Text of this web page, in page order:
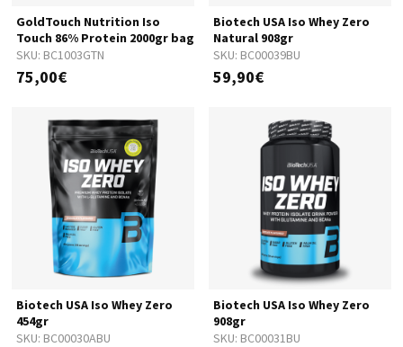
SKU: BC1003GTN
GoldTouch Nutrition Iso
Touch 86% Protein 2000gr bag
75,00€
SKU: BC00039BU
Biotech USA Iso Whey Zero
Natural 908gr
59,90€
SKU: BC00030ABU
Biotech USA Iso Whey Zero
454gr
SKU: BC00031BU
Biotech USA Iso Whey Zero
908gr